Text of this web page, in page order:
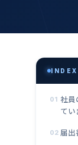
INDEX
01 社
てい
02 届出